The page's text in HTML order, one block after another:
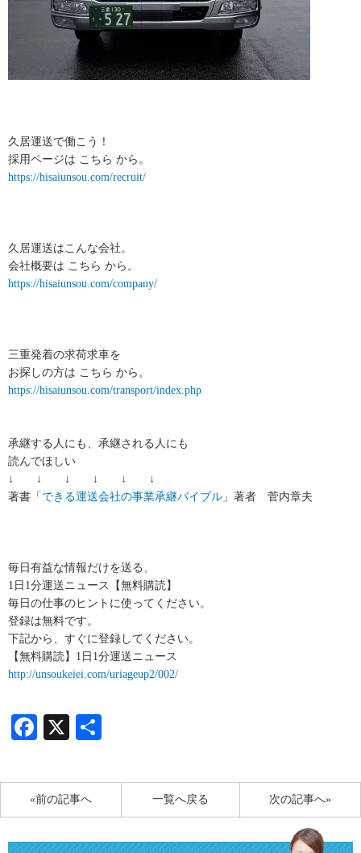
久居運送で働こう！
採用ページは こちら から。
https://hisaiunsou.com/recruit/
久居運送はこんな会社。
会社概要は こちら から。
https://hisaiunsou.com/company/
三重発着の求荷求車を
お探しの方は こちら から。
https://hisaiunsou.com/transport/index.php
承継する人にも、承継される人にも
読んでほしい
↓ ↓ ↓ ↓ ↓ ↓
著書「 できる運送会社の事業承継バイブル 」著者 菅内章夫
毎日有益な情報だけを送る、
1日1分運送ニュース【無料購読】
毎日の仕事のヒントに使ってください。
登録は無料です。
下記から、すぐに登録してください。
【無料購読】1日1分運送ニュース
http://unsoukeiei.com/uriageup2/002/
Facebook
X
«前の記事へ 次の記事へ»
一覧へ戻る